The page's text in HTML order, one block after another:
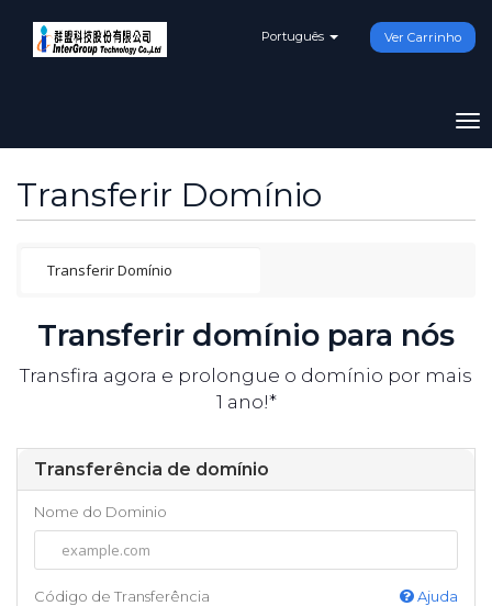
Português Ver Carrinho
Transferir Domínio
Transferir domínio para nós
Transfira agora e prolongue o domínio por mais
1 ano!*
Transferência de domínio
Nome do Dominio
Código de Transferência Ajuda